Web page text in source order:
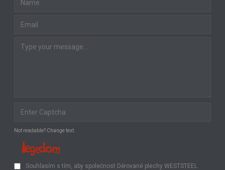
Not readable? Change text.
Souhlasím s tím, aby společnost Děrované plechy WESTSTEEL